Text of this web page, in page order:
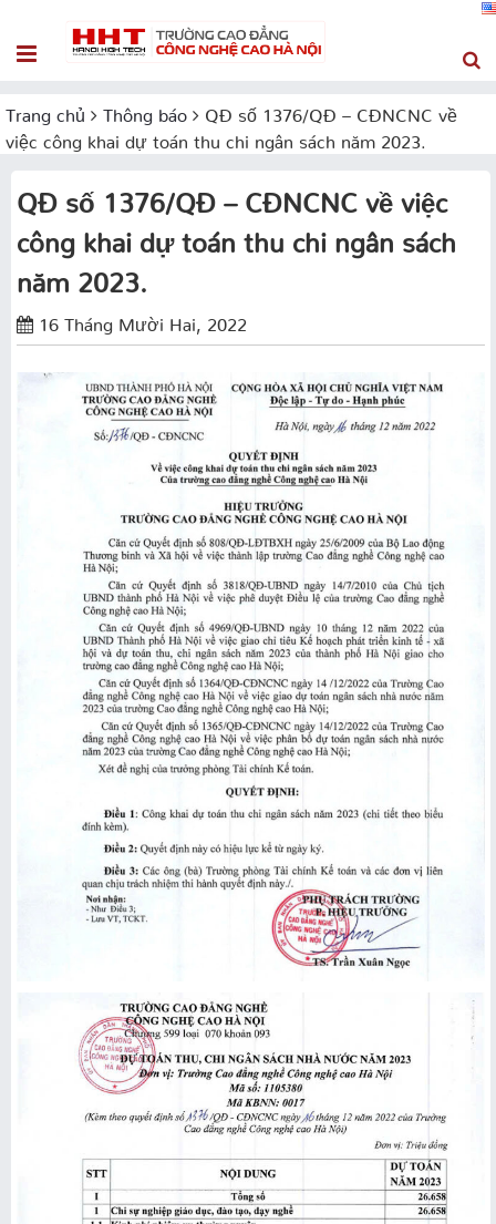
Trang chủ Thông báo
QĐ số 1376/QĐ – CĐNCNC về
việc công khai dự toán thu chi ngân sách năm 2023.
QĐ số 1376/QĐ – CĐNCNC về việc
công khai dự toán thu chi ngân sách
năm 2023.
16 Tháng Mười Hai, 2022